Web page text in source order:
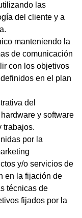
las
del cliente y a
manteniendo la
de comunicación
con los objetivos
en el plan
del
y software
trabajos.
por la
y/o servicios de
en la fijación de
técnicas de
fijados por la